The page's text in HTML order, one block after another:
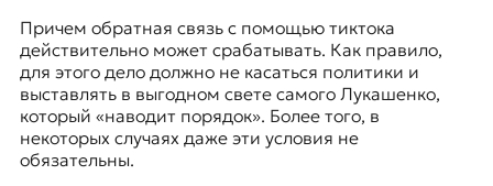
Причем обратная связь с помощью тиктока
действительно может срабатывать. Как правило,
для этого дело должно не касаться политики и
выставлять в выгодном свете самого Лукашенко,
который «наводит порядок». Более того, в
некоторых случаях даже эти условия не
обязательны.